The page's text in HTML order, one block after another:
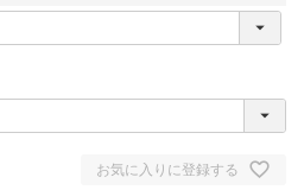
お気に入りに登録する